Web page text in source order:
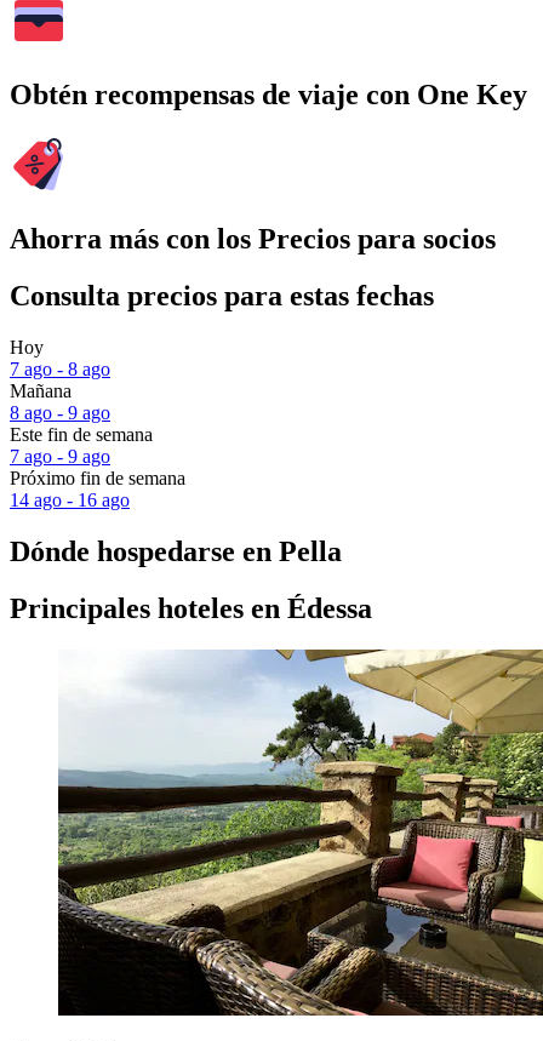
Obtén recompensas de viaje con One Key
Ahorra más con los Precios para socios
Consulta precios para estas fechas
Hoy
7 ago - 8 ago
Mañana
8 ago - 9 ago
Este fin de semana
7 ago - 9 ago
Próximo fin de semana
14 ago - 16 ago
Dónde hospedarse en Pella
Principales hoteles en Édessa